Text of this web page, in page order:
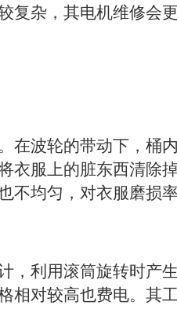
复杂，其电机维修会更
波轮的带动下，桶
衣服上的脏东西清除
不均匀，对衣服磨损
利用滚筒旋转时产
相对较高也费电。其